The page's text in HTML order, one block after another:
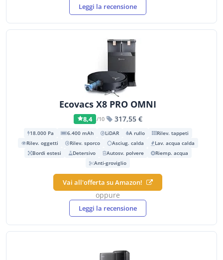
Leggi la recensione
Ecovacs X8 PRO OMNI
8,4 /10 317,55 €
18.000 Pa 6.400 mAh LiDAR A rullo
Rilev. tappeti
Rilev. oggetti
Rilev. sporco Asciug. calda
Lav. acqua calda
Bordi estesi
Detersivo Autosv. polvere
Riemp. acqua
Anti-groviglio
Vai all'offerta su Amazon!
oppure
Leggi la recensione